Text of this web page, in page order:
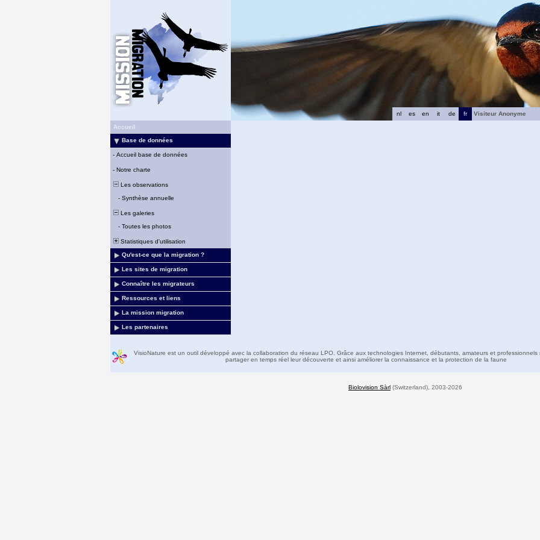
fr
de
it
en
es
nl
Visiteur Anonyme
Accueil
Base de données
- Accueil base de données
- Notre charte
Les observations
- Synthèse annuelle
Les galeries
- Toutes les photos
Statistiques d'utilisation
Qu'est-ce que la migration ?
Les sites de migration
Connaître les migrateurs
Ressources et liens
La mission migration
Les partenaires
VisioNature est un outil développé avec la collaboration du réseau LPO. Grâce aux technologies Internet, débutants, amateurs et professionnels
partager en temps réel leur découverte et ainsi améliorer la connaissance et la protection de la faune
Biolovision Sàrl (Switzerland), 2003-2026